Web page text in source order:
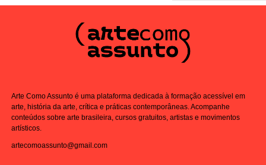
Arte Como Assunto é uma plataforma dedicada à formação acessível em
arte, história da arte, crítica e práticas contemporâneas. Acompanhe
conteúdos sobre arte brasileira, cursos gratuitos, artistas e movimentos
artísticos.
artecomoassunto@gmail.com